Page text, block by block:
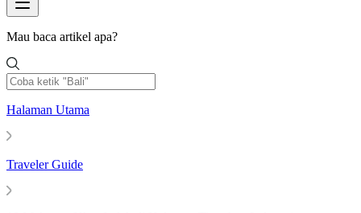
Mau baca artikel apa?
Halaman Utama
Traveler Guide